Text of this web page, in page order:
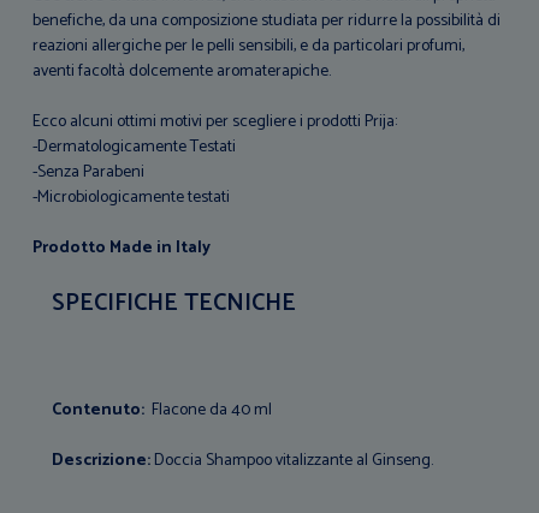
benefiche, da una composizione studiata per ridurre la possibilità di
reazioni allergiche per le pelli sensibili, e da particolari profumi,
aventi facoltà dolcemente aromaterapiche.
Ecco alcuni ottimi motivi per scegliere i prodotti Prija:
-Dermatologicamente Testati
-Senza Parabeni
-Microbiologicamente testati
Prodotto Made in Italy
SPECIFICHE TECNICHE
Contenuto: Flacone da 40 ml
Descrizione:Doccia Shampoo vitalizzante al Ginseng.